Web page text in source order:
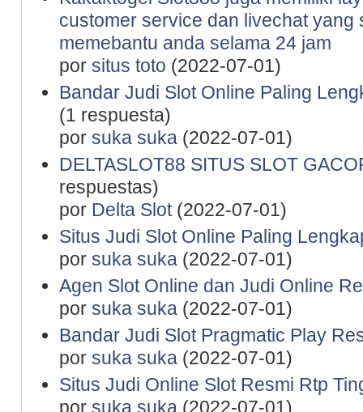
customer service dan livechat yang
memebantu anda selama 24 jam
por situs toto (2022-07-01)
Bandar Judi Slot Online Paling
(1 respuesta)
por suka suka(2022-07-01)
DELTASLOT88 SITUS SLOT
respuestas)
por Delta Slot(2022-07-01)
Situs Judi Slot Online Paling
por suka suka(2022-07-01)
Agen Slot Online dan Judi Online
por suka suka(2022-07-01)
Bandar Judi Slot Pragmatic Play
por suka suka(2022-07-01)
Situs Judi Online Slot Resmi Rtp
por suka suka(2022-07-01)